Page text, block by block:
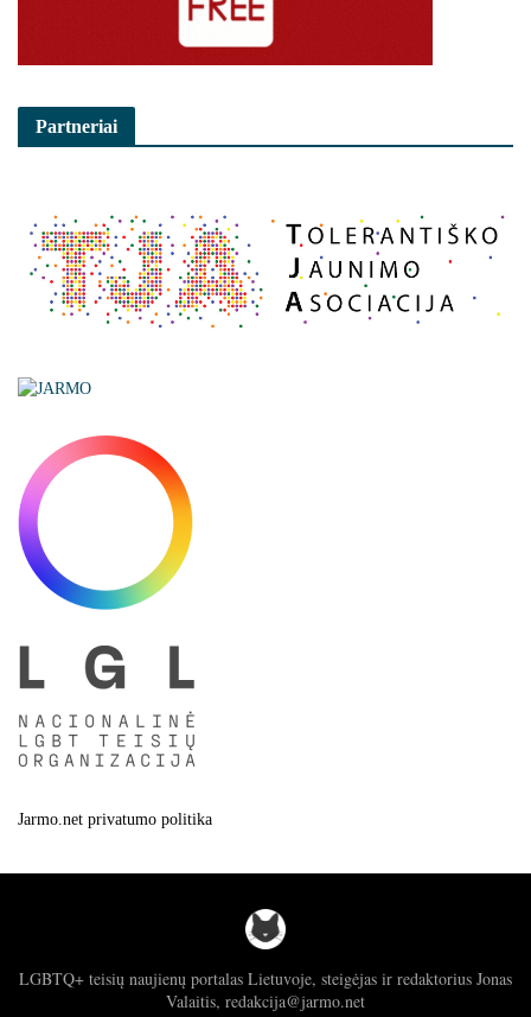
Partneriai
Jarmo.net privatumo politika
LGBTQ+ teisių naujienų portalas Lietuvoje, steigėjas ir redaktorius Jonas
Valaitis, redakcija@jarmo.net